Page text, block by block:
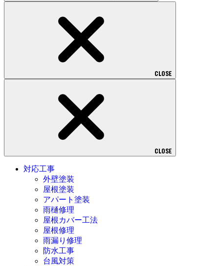
CLOSE
CLOSE
対応工事
外壁塗装
屋根塗装
アパート塗装
雨樋修理
屋根カバー工法
屋根修理
雨漏り修理
防水工事
台風対策